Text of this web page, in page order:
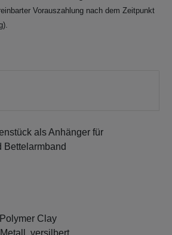
Vorauszahlung nach dem Zeitpunkt
als Anhänger für
Bettelarmband
Clay
versilbert